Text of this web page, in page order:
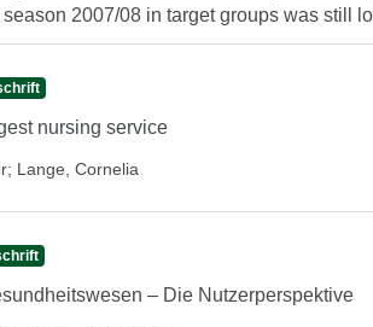
2007/08 in target groups was still
nursing service
; Lange, Cornelia
– Die Nutzerperspektive